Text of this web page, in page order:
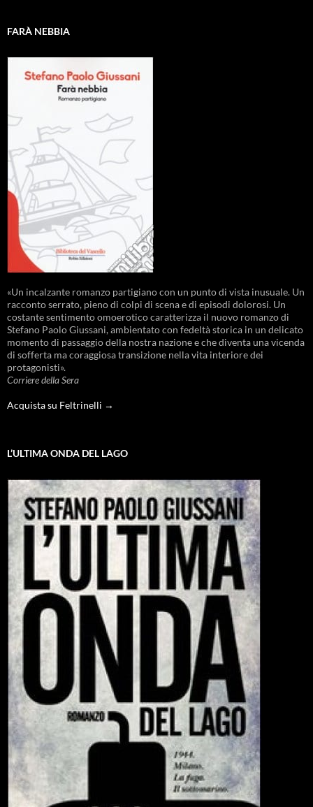
FARÀ NEBBIA
«Un incalzante romanzo partigiano con un punto di vista inusuale. Un
racconto serrato, pieno di colpi di scena e di episodi dolorosi. Un
costante sentimento omoerotico caratterizza il nuovo romanzo di
Stefano Paolo Giussani, ambientato con fedeltà storica in un delicato
momento di passaggio della nostra nazione e che diventa una vicenda
di sofferta ma coraggiosa transizione nella vita interiore dei
protagonisti».
Corriere della Sera
Acquista su Feltrinelli →
L’ULTIMA ONDA DEL LAGO